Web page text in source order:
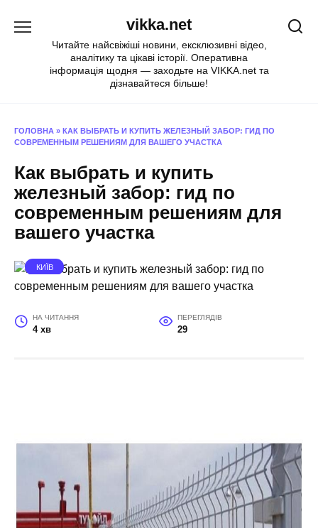
vikka.net
Читайте найсвіжіші новини, ексклюзивні відео,
аналітику та цікаві історії. Оперативна
інформація щодня — заходьте на VIKKA.net та
дізнавайтеся більше!
ГОЛОВНА » КАК ВЫБРАТЬ И КУПИТЬ ЖЕЛЕЗНЫЙ ЗАБОР: ГИД ПО
СОВРЕМЕННЫМ РЕШЕНИЯМ ДЛЯ ВАШЕГО УЧАСТКА
Как выбрать и купить
железный забор: гид по
современным решениям для
вашего участка
КИЇВ
НА ЧИТАННЯ
4 хв
ПЕРЕГЛЯДІВ
29